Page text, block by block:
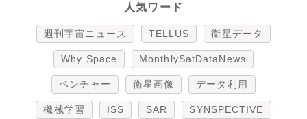
人気ワード
週刊宇宙ニュース TELLUS 衛星データ
Why Space MonthlySatDataNews
ベンチャー 衛星画像 データ利用
機械学習 ISS SAR SYNSPECTIVE